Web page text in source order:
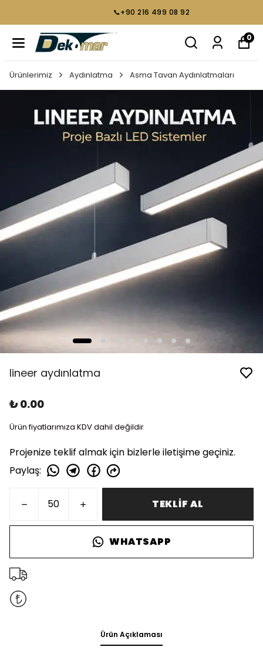
📞+90 216 499 08 92
0
Ürünlerimiz Aydınlatma Asma Tavan Aydınlatmaları
lineer aydınlatma
₺ 0.00
Ürün fiyatlarımıza KDV dahil değildir
Projenize teklif almak için bizlerle iletişime geçiniz.
Paylaş:
TEKLİF AL
WHATSAPP
Ürün Açıklaması